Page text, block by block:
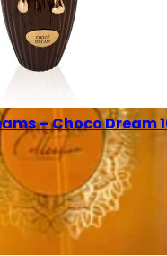
– Choco Dream